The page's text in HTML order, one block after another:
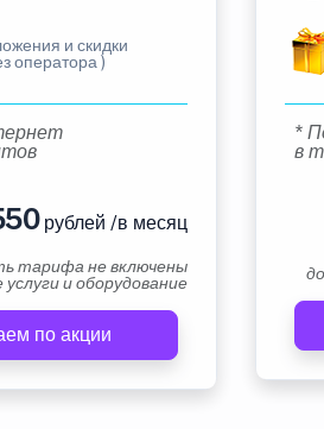
и скидки
оператора )
рублей /в месяц
тарифа не включены
и оборудование
по акции
*
в